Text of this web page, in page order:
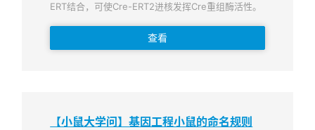
ERT结合，可使Cre-ERT2进核发挥Cre重组酶活性。
查看
【小鼠大学问】基因工程小鼠的命名规则